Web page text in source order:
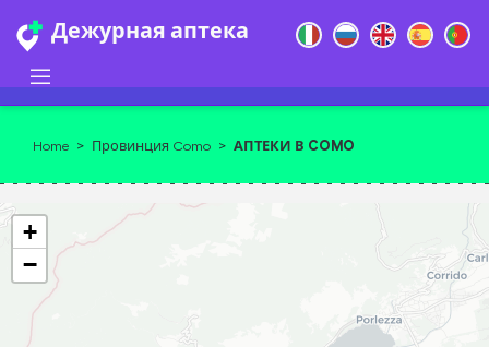
Дежурная аптека
Home > Провинция Como > АПТЕКИ В COMO
+
−